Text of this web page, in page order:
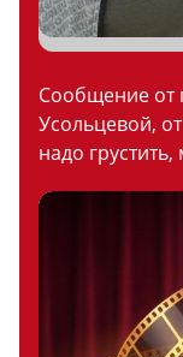
Сообщение от
Усольцевой,
надо